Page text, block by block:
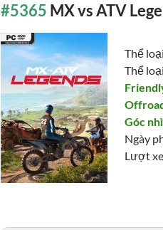
#5365 MX vs ATV
Thể
Thể
Góc
Ngày
Lượt